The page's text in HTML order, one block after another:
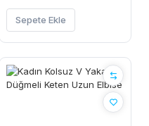
Sepete Ekle